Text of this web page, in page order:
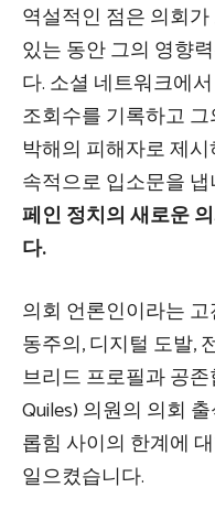
역설적인 점은 의회
있는 동안 그의 영향
다. 소셜 네트워크에
조회수를 기록하고
박해의 피해자로 제
속적으로 입소문을 냅
페인 정치의 새로운
다.
의회 언론인이라는
동주의, 디지털 도발,
브리드 프로필과 공
Quiles) 의원의 의회
롭힘 사이의 한계에
일으켰습니다.